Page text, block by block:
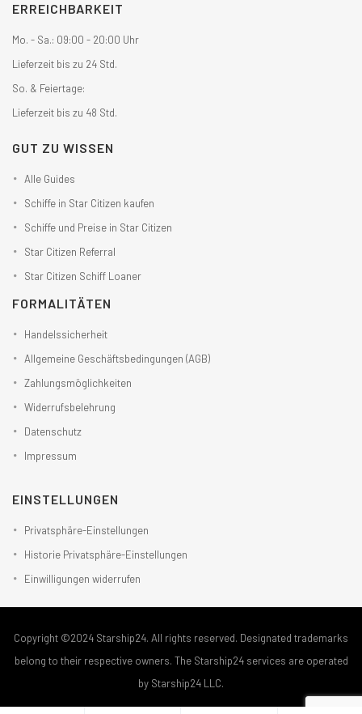
ERREICHBARKEIT
Mo. - Sa.: 09:00 - 20:00 Uhr
Lieferzeit bis zu 24 Std.
So. & Feiertage:
Lieferzeit bis zu 48 Std.
GUT ZU WISSEN
Alle Guides
Schiffe in Star Citizen kaufen
Schiffe und Preise in Star Citizen
Star Citizen Referral
Star Citizen Schiff Loaner
FORMALITÄTEN
Handelssicherheit
Allgemeine Geschäftsbedingungen (AGB)
Zahlungsmöglichkeiten
Widerrufsbelehrung
Datenschutz
Impressum
EINSTELLUNGEN
Privatsphäre-Einstellungen
Historie Privatsphäre-Einstellungen
Einwilligungen widerrufen
Copyright ©2024 Starship24. All rights reserved. Designated trademarks
belong to their respective owners. The Starship24 services are operated
by Starship24 LLC.